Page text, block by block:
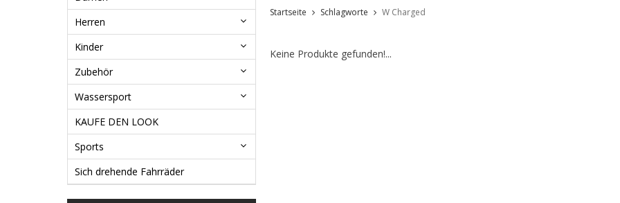
Herren
Kinder
Zubehör
Wassersport
KAUFE DEN LOOK
Sports
Sich drehende Fahrräder
Startseite Schlagworte W Charged
Keine Produkte gefunden!...